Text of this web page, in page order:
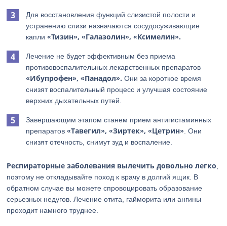
Для восстановления функций слизистой полости и
устранению слизи назначаются сосудосуживающие
капли«Тизин», «Галазолин», «Ксимелин».
Лечение не будет эффективным без приема
противовоспалительных лекарственных препаратов
«Ибупрофен», «Панадол». Они за короткое время
снизят воспалительный процесс и улучшая состояние
верхних дыхательных путей.
Завершающим этапом станем прием антигистаминных
препаратов«Тавегил», «Зиртек», «Цетрин» . Они
снизят отечность, снимут зуд и воспаление.
Респираторные заболевания вылечить довольно легко
поэтому не откладывайте поход к врачу в долгий ящик. В
обратном случае вы можете спровоцировать образование
серьезных недугов. Лечение отита, гайморита или ангины
проходит намного труднее.